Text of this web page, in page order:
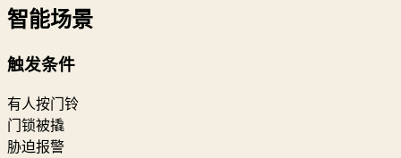
智能场景
触发条件
有人按门铃
门锁被撬
胁迫报警